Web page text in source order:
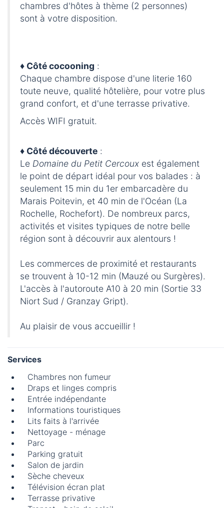
chambres d'hôtes à thème (2 personnes)
sont à votre disposition.
♦ Côté cocooning :
Chaque chambre dispose d'une literie 160
toute neuve, qualité hôtelière, pour votre plus
grand confort, et d'une terrasse privative.
Accès WIFI gratuit.
♦ Côté découverte :
Le Domaine du Petit Cercoux est également
le point de départ idéal pour vos balades : à
seulement 15 min du 1er embarcadère du
Marais Poitevin, et 40 min de l'Océan (La
Rochelle, Rochefort). De nombreux parcs,
activités et visites typiques de notre belle
région sont à découvrir aux alentours !
Les commerces de proximité et restaurants
se trouvent à 10-12 min (Mauzé ou Surgères).
L'accès à l'autoroute A10 à 20 min (Sortie 33
Niort Sud / Granzay Gript).
Au plaisir de vous accueillir !
Services
Chambres non fumeur
Draps et linges compris
Entrée indépendante
Informations touristiques
Lits faits à l'arrivée
Nettoyage - ménage
Parc
Parking gratuit
Salon de jardin
Sèche cheveux
Télévision écran plat
Terrasse privative